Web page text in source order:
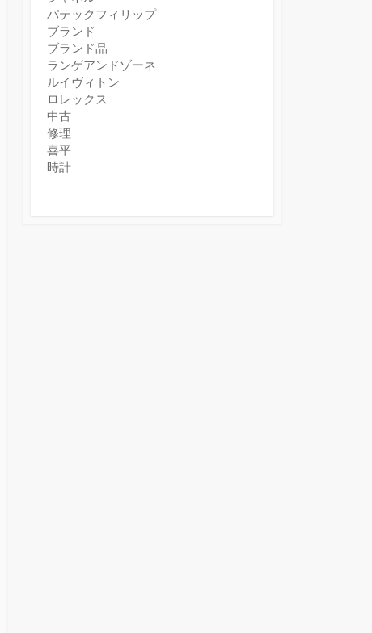
パテックフィリップ
ブランド
ブランド品
ランゲアンドゾーネ
ルイヴィトン
ロレックス
中古
修理
喜平
時計